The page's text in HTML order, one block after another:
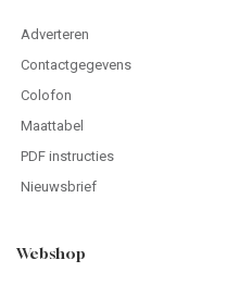
Adverteren
Contactgegevens
Colofon
Maattabel
PDF instructies
Nieuwsbrief
Webshop